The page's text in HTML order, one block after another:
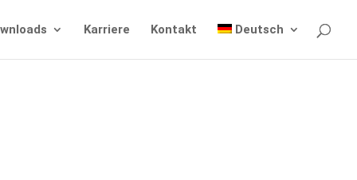
Karriere Kontakt Deutsch